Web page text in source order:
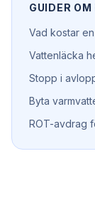
GUIDER OM
Vad kostar
Vattenläcka
Stopp i
Byta
ROT-avdrag